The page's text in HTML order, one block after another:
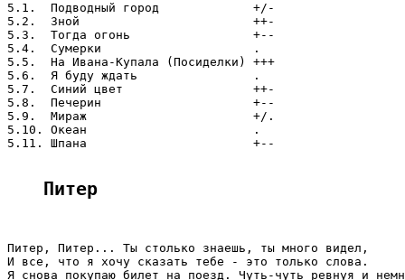
5.1.  Подводный город             +/-
5.2.  Зной                        ++-
5.3.  Тогда огонь                 +--
5.4.  Сумерки                     .
5.5.  На Ивана-Купала (Посиделки) +++
5.6.  Я буду ждать                .
5.7.  Синий цвет                  ++-
5.8.  Печерин                     +--
5.9.  Мираж                       +/.
5.10. Океан                       .
5.11. Шпана                       +--
Питер
Питер, Питер... Ты столько знаешь, ты много видел,
И все, что я хочу сказать тебе - это только слова.
Я снова покупаю билет на поезд. Чуть-чуть ревнуя и